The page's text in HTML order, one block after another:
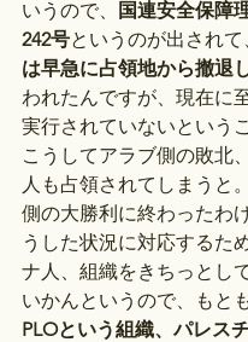
いうので、
国連安全保障
242号というのが出されて
は早急に占領地から撤退
われたんですが、現在に
実行されていないという
こうしてアラブ側の敗北
人も占領されてしまうと
側の大勝利に終わったわ
うした状況に対応するた
ナ人、組織をきちっとし
いかんというので、もと
PLOという組織、パレス